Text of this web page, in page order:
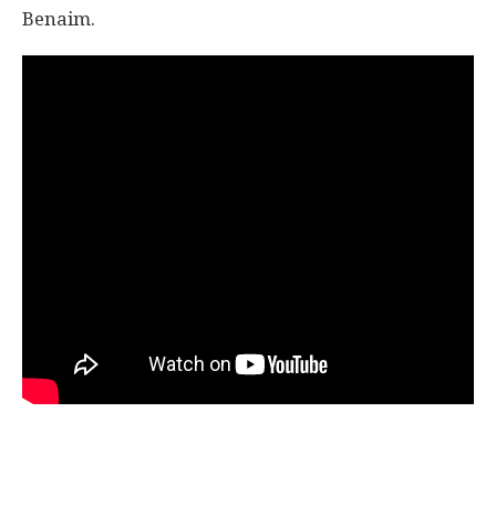
Benaim.